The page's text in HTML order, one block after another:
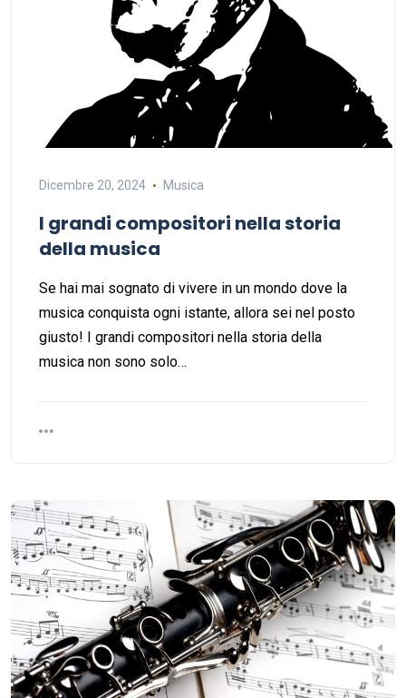
Dicembre 20, 2024 Musica
I grandi compositori nella storia
della musica
Se hai mai sognato di vivere in un mondo dove la
musica conquista ogni istante, allora sei nel posto
giusto! I grandi compositori nella storia della
musica non sono solo…